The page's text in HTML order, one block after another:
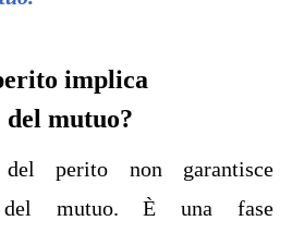
implica
del mutuo?
perito non garantisce
del mutuo. È una fase